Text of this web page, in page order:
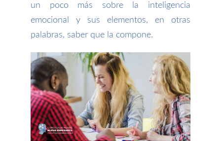
un poco más sobre la inteligencia
emocional y sus elementos, en otras
palabras, saber que la compone.